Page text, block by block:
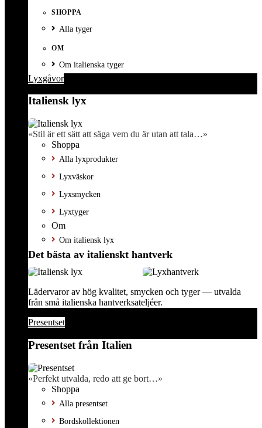
SHOPPA
Alla tyger
OM
Om italienska tyger
Lyxgåvor
Italiensk lyx
«Stil är ett sätt att säga vem du är utan att tala…»
Shoppa
Alla lyxprodukter
Lyxväskor
Lyxsmycken
Lyxtyger
Om
Om italiensk lyx
Det bästa av italienskt hantverk
Lädervaror av hög kvalitet, smycken och tyger — utvalda
från små italienska hantverksateljéer.
Presentset
Presentset från Italien
«Perfekt utvalda, redo att ge bort…»
Shoppa
Alla presentset
Bordskollektionen